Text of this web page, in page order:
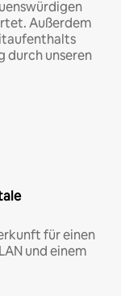
Außerdem
durch unseren
für einen
und einem